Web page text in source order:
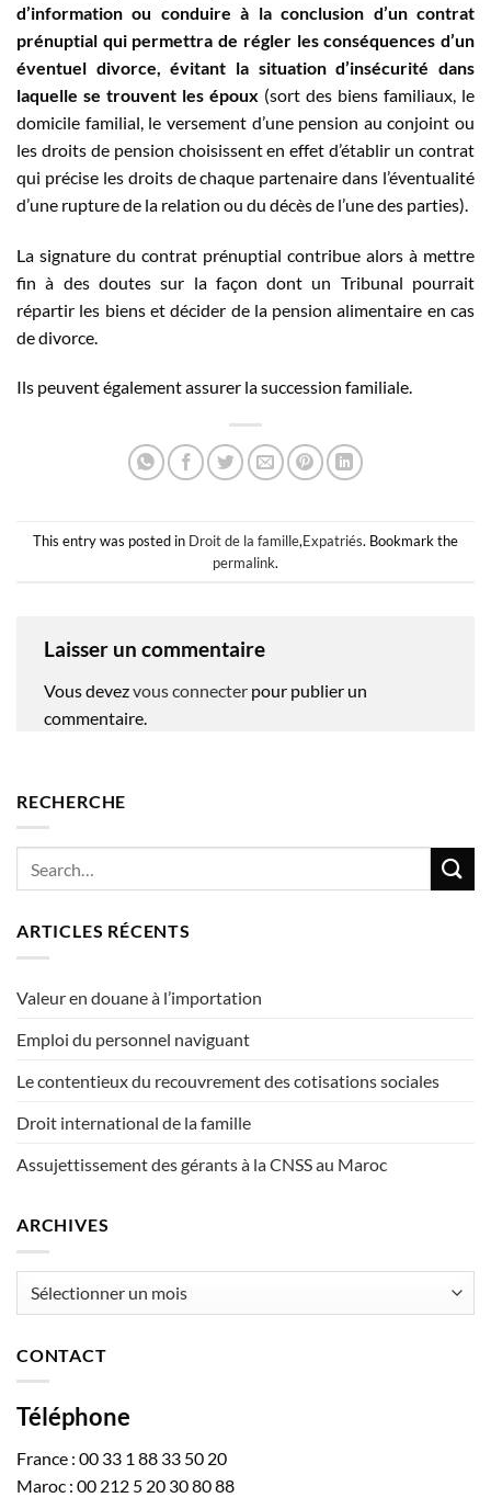
d’information ou conduire à la conclusion d’un contrat
prénuptial qui permettra de régler les conséquences d’un
éventuel divorce, évitant la situation d’insécurité dans
laquelle se trouvent les époux (sort des biens familiaux, le
domicile familial, le versement d’une pension au conjoint ou
les droits de pension choisissent en effet d’établir un contrat
qui précise les droits de chaque partenaire dans l’éventualité
d’une rupture de la relation ou du décès de l’une des parties).
La signature du contrat prénuptial contribue alors à mettre
fin à des doutes sur la façon dont un Tribunal pourrait
répartir les biens et décider de la pension alimentaire en cas
de divorce.
Ils peuvent également assurer la succession familiale.
This entry was posted in Droit de la famille,Expatriés. Bookmark the
permalink.
Laisser un commentaire
Vous devezvous connecter pour publier un
commentaire.
RECHERCHE
ARTICLES RÉCENTS
Valeur en douane à l’importation
Emploi du personnel naviguant
Le contentieux du recouvrement des cotisations sociales
Droit international de la famille
Assujettissement des gérants à la CNSS au Maroc
ARCHIVES
CONTACT
Téléphone
France : 00 33 1 88 33 50 20
Maroc : 00 212 5 20 30 80 88